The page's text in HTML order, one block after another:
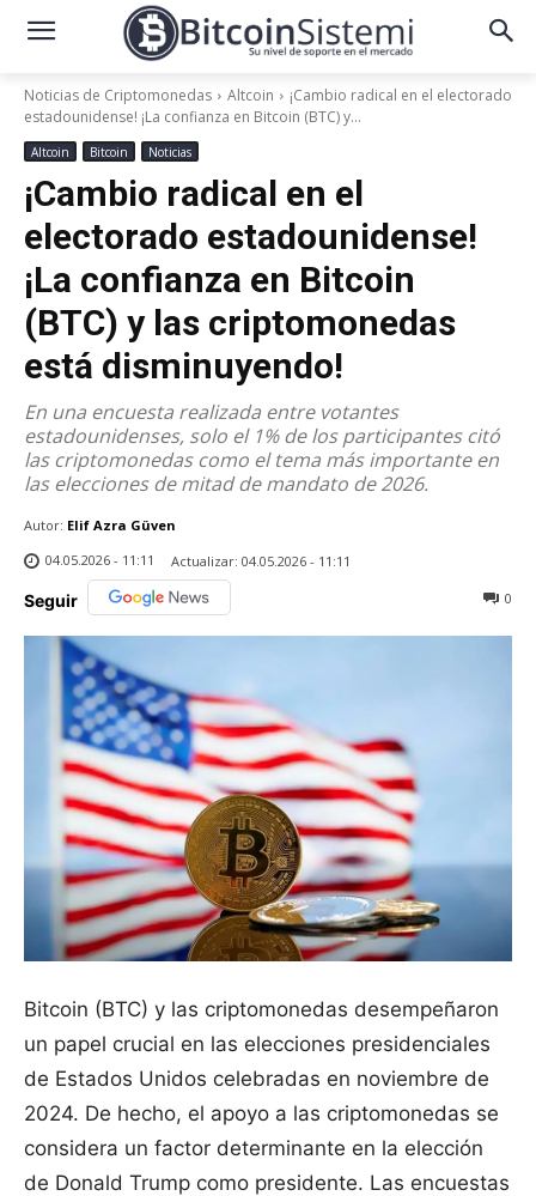
Noticias de Criptomonedas Altcoin
¡Cambio radical en el electorado
estadounidense! ¡La confianza en Bitcoin (BTC) y...
Altcoin Bitcoin Noticias
¡Cambio radical en el
electorado estadounidense!
¡La confianza en Bitcoin
(BTC) y las criptomonedas
está disminuyendo!
En una encuesta realizada entre votantes
estadounidenses, solo el 1% de los participantes citó
las criptomonedas como el tema más importante en
las elecciones de mitad de mandato de 2026.
Autor: Elif Azra Güven
04.05.2026 - 11:11
Actualizar: 04.05.2026 - 11:11
Seguir 0
Bitcoin (BTC) y las criptomonedas desempeñaron
un papel crucial en las elecciones presidenciales
de Estados Unidos celebradas en noviembre de
2024. De hecho, el apoyo a las criptomonedas se
considera un factor determinante en la elección
de Donald Trump como presidente. Las encuestas